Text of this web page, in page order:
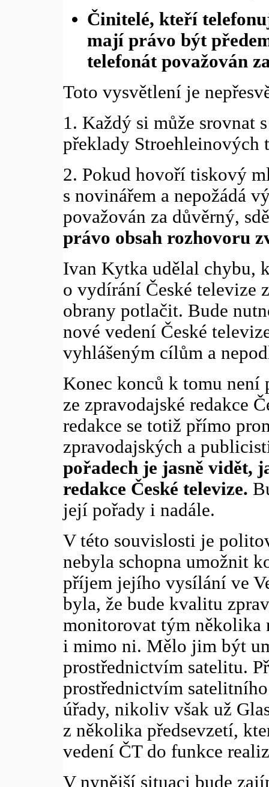
Činitelé, kteří
mají právo být
telefonát považován
Toto vysvětlení je
1. Každý si může srovnat
překlady Stroehleinových
2. Pokud hovoří tiskový
s novinářem a nepožádá
považován za důvěrný,
právo obsah rozhovoru
Ivan Kytka udělal chybu,
o vydírání České televize
obrany potlačit. Bude
nové vedení České
vyhlášeným cílům a
Konec konců k tomu
ze zpravodajské redakce
redakce se totiž přímo
zpravodajských a
pořadech je jasně vidět,
redakce České televize.
její pořady i nadále.
V této souvislosti je
nebyla schopna umožnit
příjem jejího vysílání ve
byla, že bude kvalitu
monitorovat tým několika
i mimo ni. Mělo jim být
prostřednictvím satelitu.
prostřednictvím
úřady, nikoliv však už
z několika předsevzetí,
vedení ČT do funkce
V nynější situaci bude